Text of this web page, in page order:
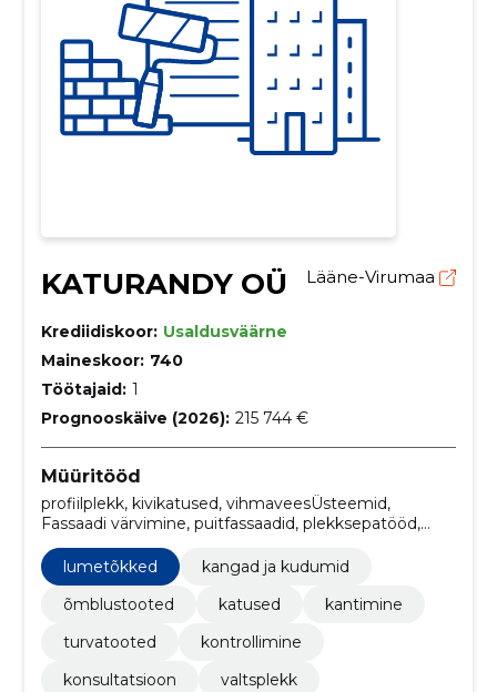
KATURANDY OÜ Lääne-Virumaa
Krediidiskoor: Usaldusväärne
Maineskoor: 740
Töötajaid: 1
Prognooskäive (2026): 215 744 €
Müüritööd
profiilplekk, kivikatused, vihmaveesÜsteemid,
Fassaadi värvimine, puitfassaadid, plekksepatööd,
Katuseredelid, Katusesillad, Lumetõkked, Värvimine
lumetõkked
kangad ja kudumid
õmblustooted
katused
kantimine
turvatooted
kontrollimine
konsultatsioon
valtsplekk